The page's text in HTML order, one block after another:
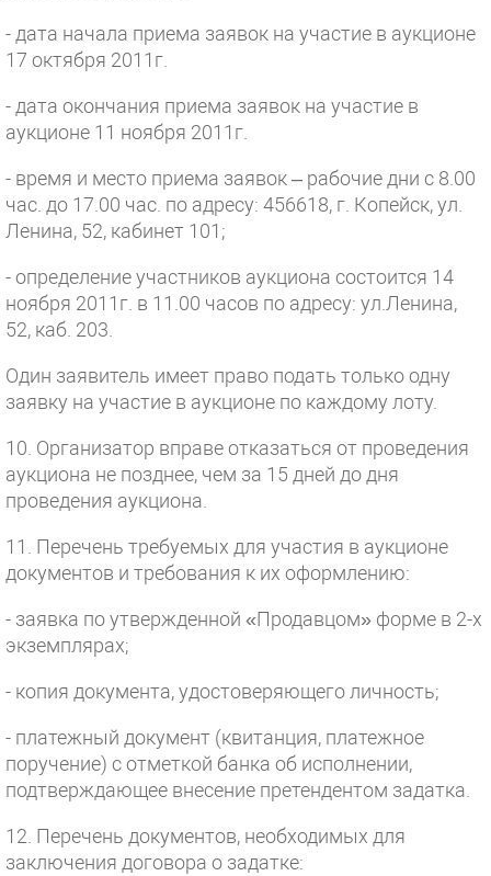
- дата начала приема заявок на участие в аукционе
17 октября 2011г.
- дата окончания приема заявок на участие в
аукционе 11 ноября 2011г.
- время и место приема заявок – рабочие дни с 8.00
час. до 17.00 час. по адресу: 456618, г. Копейск, ул.
Ленина, 52, кабинет 101;
- определение участников аукциона состоится 14
ноября 2011г. в 11.00 часов по адресу: ул.Ленина,
52, каб. 203.
Один заявитель имеет право подать только одну
заявку на участие в аукционе по каждому лоту.
10. Организатор вправе отказаться от проведения
аукциона не позднее, чем за 15 дней до дня
проведения аукциона.
11. Перечень требуемых для участия в аукционе
документов и требования к их оформлению:
- заявка по утвержденной «Продавцом» форме в 2-х
экземплярах;
- копия документа, удостоверяющего личность;
- платежный документ (квитанция, платежное
поручение) с отметкой банка об исполнении,
подтверждающее внесение претендентом задатка.
12. Перечень документов, необходимых для
заключения договора о задатке: